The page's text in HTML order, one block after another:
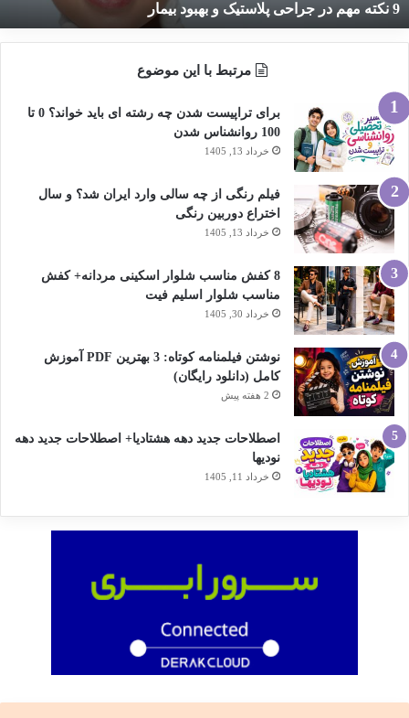
9 نکته مهم در جراحی پلاستیک و بهبود بیمار
مرتبط با این موضوع
برای تراپیست شدن چه رشته ای باید خواند؟ 0 تا
100 روانشناس شدن
خرداد 13, 1405
فیلم رنگی از چه سالی وارد ایران شد؟ و سال
اختراع دوربین رنگی
خرداد 13, 1405
8 کفش مناسب شلوار اسکینی مردانه+ کفش
مناسب شلوار اسلیم فیت
خرداد 30, 1405
نوشتن فیلمنامه کوتاه: 3 بهترین PDF آموزش
کامل (دانلود رایگان)
2 هفته پیش
اصطلاحات جدید دهه هشتادیا+ اصطلاحات جدید دهه
نودیها
خرداد 11, 1405